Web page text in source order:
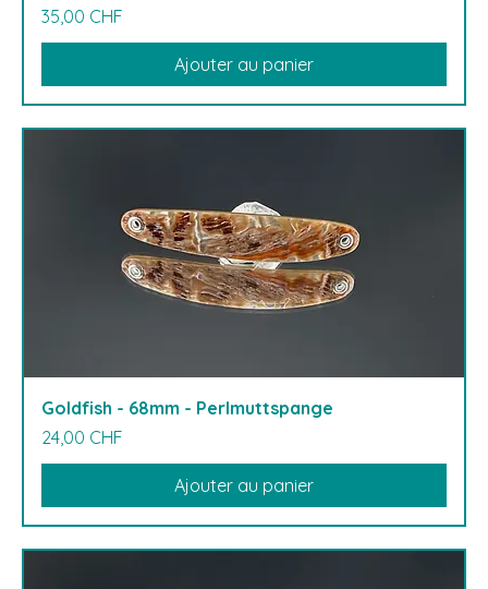
Prix
35,00 CHF
Ajouter au panier
Goldfish - 68mm - Perlmuttspange
Prix
24,00 CHF
Ajouter au panier